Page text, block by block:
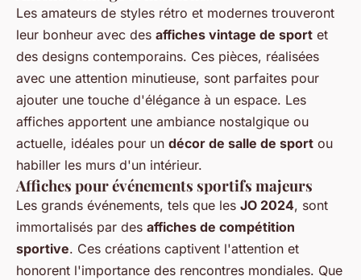
Les amateurs de styles rétro et modernes trouveront
leur bonheur avec des affiches vintage de sport et
des designs contemporains. Ces pièces, réalisées
avec une attention minutieuse, sont parfaites pour
ajouter une touche d'élégance à un espace. Les
affiches apportent une ambiance nostalgique ou
actuelle, idéales pour un décor de salle de sport ou
habiller les murs d'un intérieur.
Affiches pour événements sportifs majeurs
Les grands événements, tels que les JO 2024, sont
immortalisés par des affiches de compétition
sportive. Ces créations captivent l'attention et
honorent l'importance des rencontres mondiales. Que